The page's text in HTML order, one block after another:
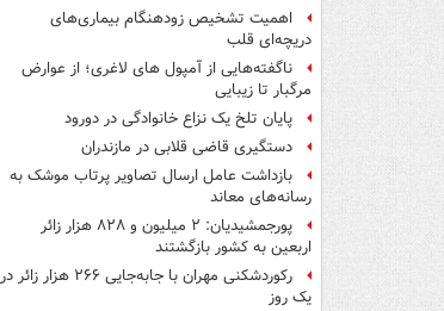
اهمیت تشخیص زودهنگام بیماری‌های
دریچه‌ای قلب
ناگفته‌هایی از آمپول های لاغری؛ از عوارض
مرگبار تا زیبایی
پایان تلخ یک نزاع خانوادگی در دورود
دستگیری قاضی قلابی در مازندران
بازداشت عامل ارسال تصاویر پرتاب موشک به
رسانه‌های معاند
پورجمشیدیان: ۲ میلیون و ۸۲۸ هزار زائر
اربعین به کشور بازگشتند
رکوردشکنی مهران با جابه‌جایی ۲۶۶ هزار زائر در
یک روز